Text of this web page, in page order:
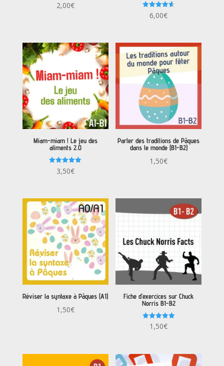
2,00€
Note
4.67
6,00€
Miam-miam ! Le jeu des
aliments 2.0
Note
5.00
3,50€
Parler des traditions de Pâques
dans le monde (B1-B2)
1,50€
Réviser la syntaxe à Pâques (A1)
1,50€
Fiche d’exercices sur Chuck
Norris B1-B2
Note
5.00
1,50€